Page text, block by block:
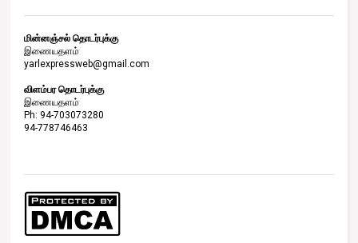
மின்னஞ்சல் தொடர்புக்கு
இணையதளம்
yarlexpressweb@gmail.com
விளம்பர தொடர்புக்கு
இணையதளம்
Ph: 94-703073280
94-778746463